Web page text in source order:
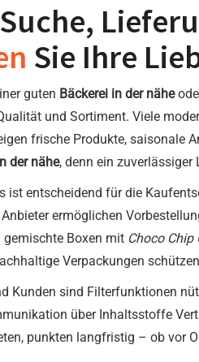
Sie Ihre
guten Bäckerei in der nähe
und Sortiment. Viele
frische Produkte, saisonale
der nähe, denn ein
ist entscheidend für die
ermöglichen
Boxen mit Choco Chip
Verpackungen
Kunden sind Filterfunktionen
über Inhaltsstoffe
punkten langfristig – ob vor